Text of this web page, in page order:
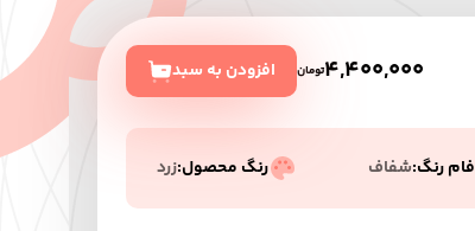
4,400,000تومان افزودن به سبد
فام رنگ:شفاف رنگ محصول:زرد